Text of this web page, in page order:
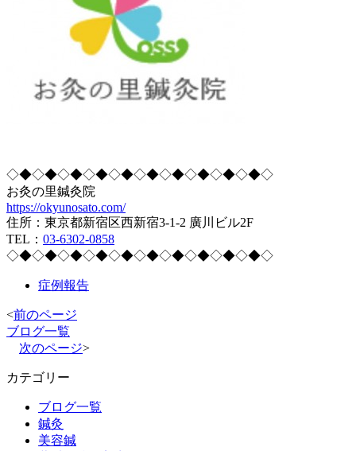
◇◆◇◆◇◆◇◆◇◆◇◆◇◆◇◆◇◆◇◆◇
お灸の里鍼灸院
https://okyunosato.com/
住所：東京都新宿区西新宿3-1-2 廣川ビル2F
TEL： 03-6302-0858
◇◆◇◆◇◆◇◆◇◆◇◆◇◆◇◆◇◆◇◆◇
症例報告
<前のページ
ブログ一覧
次のページ>
カテゴリー
ブログ一覧
鍼灸
美容鍼